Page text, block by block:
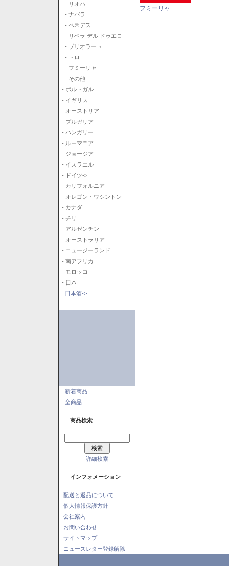
- リオハ
- ナバラ
- ペネデス
- リベラ デル ドゥエロ
- プリオラート
- トロ
- フミーリャ
- その他
- ポルトガル
- イギリス
- オーストリア
- ブルガリア
- ハンガリー
- ルーマニア
- ジョージア
- イスラエル
- ドイツ->
- カリフォルニア
- オレゴン・ワシントン
- カナダ
- チリ
- アルゼンチン
- オーストラリア
- ニュージーランド
- 南アフリカ
- モロッコ
- 日本
日本酒->
新着商品...
全商品...
商品検索
詳細検索
インフォメーション
配送と返品について
個人情報保護方針
会社案内
お問い合わせ
サイトマップ
ニュースレター登録解除
フミーリャ